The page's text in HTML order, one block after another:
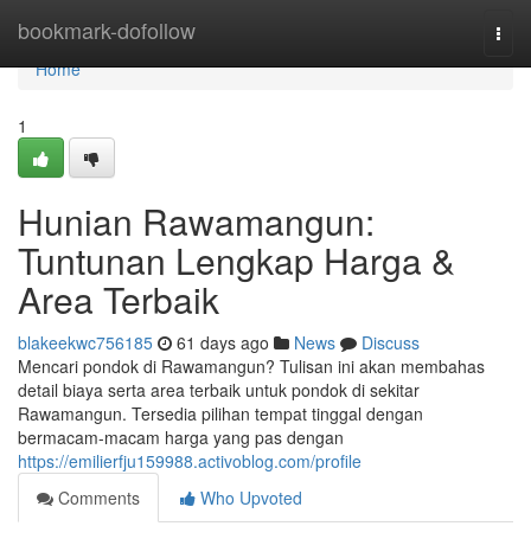
bookmark-dofollow
Home
Home
1
Hunian Rawamangun:
Tuntunan Lengkap Harga &
Area Terbaik
blakeekwc756185 61 days ago News
Discuss
Mencari pondok di Rawamangun? Tulisan ini akan membahas
detail biaya serta area terbaik untuk pondok di sekitar
Rawamangun. Tersedia pilihan tempat tinggal dengan
bermacam-macam harga yang pas dengan
https://emilierfju159988.activoblog.com/profile
Comments
Who Upvoted